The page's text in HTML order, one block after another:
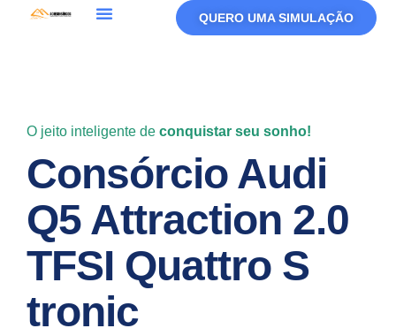
QUERO UMA SIMULAÇÃO
O jeito inteligente de conquistar seu sonho!
Consórcio Audi
Q5 Attraction 2.0
TFSI Quattro S
tronic